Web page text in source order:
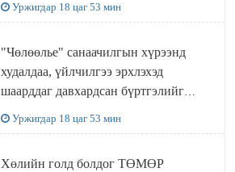
Уржигдар 18 цаг 53 мин
"Чөлөөлье" санаачилгын хүрээнд
худалдаа, үйлчилгээ эрхлэхэд
шаарддаг давхардсан бүртгэлийг
Уржигдар 18 цаг 53 мин
Хөлийн голд болдог ТӨМӨР